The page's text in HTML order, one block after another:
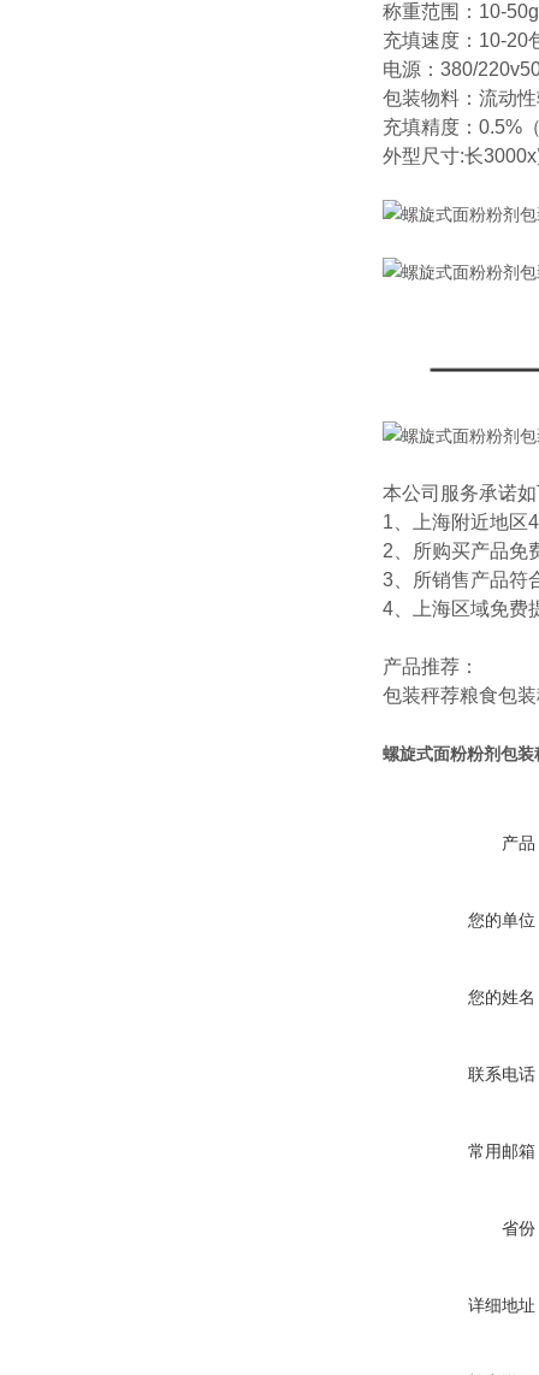
称重范围：10-50g
充填速度：10-20
电源：380/
包装物料：流动
充填精度：0.5%
外型尺寸:长
本公司服务承诺
1、上海附近地区
2、所购买产品免
3、所销售产品符
4、上海区域免费
产品推荐：
包装秤荐粮食包
螺旋式面粉粉剂包装
产品
您的单位
您的姓名
联系电话
常用邮箱
省份
详细地址